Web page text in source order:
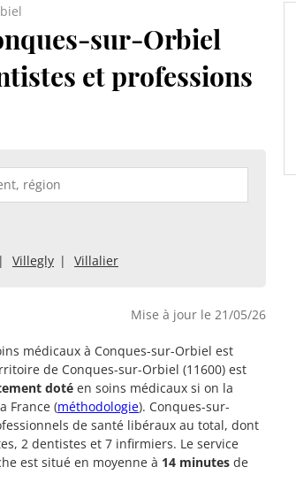
sur-Orbiel
et professions
Villegly Villalier
Mise à jour le 21/05/26
médicaux à Conques-sur-Orbiel est
de Conques-sur-Orbiel (11600) est
doté en soins médicaux si on la
France (méthodologie). Conques-sur-
de santé libéraux au total, dont
2 dentistes et 7 infirmiers. Le service
est situé en moyenne à 14 minutes de